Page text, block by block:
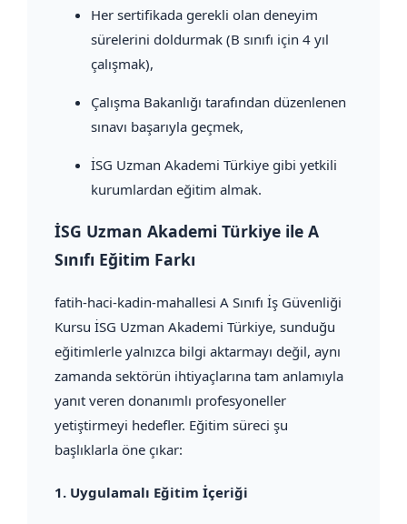
Her sertifikada gerekli olan deneyim
sürelerini doldurmak (B sınıfı için 4 yıl
çalışmak),
Çalışma Bakanlığı tarafından düzenlenen
sınavı başarıyla geçmek,
İSG Uzman Akademi Türkiye gibi yetkili
kurumlardan eğitim almak.
İSG Uzman Akademi Türkiye ile A
Sınıfı Eğitim Farkı
fatih-haci-kadin-mahallesi A Sınıfı İş Güvenliği
Kursu İSG Uzman Akademi Türkiye, sunduğu
eğitimlerle yalnızca bilgi aktarmayı değil, aynı
zamanda sektörün ihtiyaçlarına tam anlamıyla
yanıt veren donanımlı profesyoneller
yetiştirmeyi hedefler. Eğitim süreci şu
başlıklarla öne çıkar:
1. Uygulamalı Eğitim İçeriği